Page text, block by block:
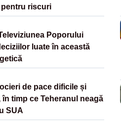
riscuri
Poporului
luate în această
de pace dificile și
timp ce Teheranul neagă
SUA